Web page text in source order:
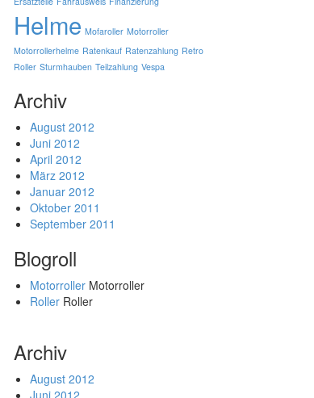
Helme Mofaroller Motorroller
Motorrollerhelme Ratenkauf Ratenzahlung Retro
Roller Sturmhauben Teilzahlung Vespa
Archiv
August 2012
Juni 2012
April 2012
März 2012
Januar 2012
Oktober 2011
September 2011
Blogroll
Motorroller Motorroller
Roller Roller
Archiv
August 2012
Juni 2012